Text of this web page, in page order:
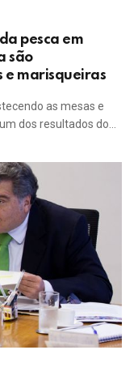
pesca em
são
e marisqueiras
as mesas e
dos resultados do…